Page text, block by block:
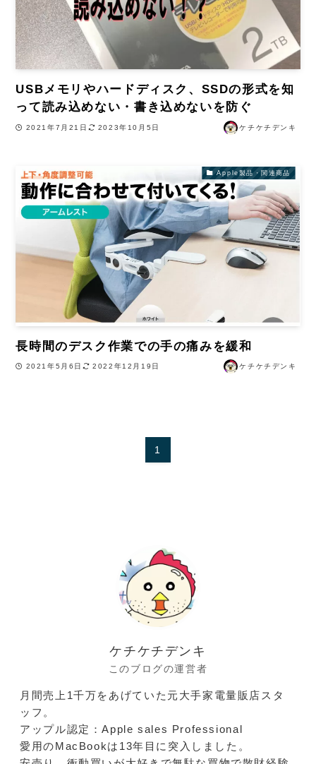
USBメモリやハードディスク、SSDの形式を知
って読み込めない・書き込めないを防ぐ
2021年7月21日 2023年10月5日 ケチケチデンキ
Apple製品・関連商品
長時間のデスク作業での手の痛みを緩和
2021年5月6日 2022年12月19日 ケチケチデンキ
1
ケチケチデンキ
このブログの運営者
月間売上1千万をあげていた元大手家電量販店スタ
ッフ。
アップル認定：Apple sales Professional
愛用のMacBookは13年目に突入しました。